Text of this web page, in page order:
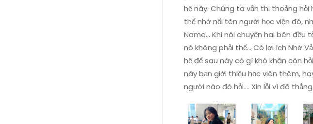
hệ này. Chúng ta vẫn thi thoảng
thể nhớ nổi tên người học viện đó,
Name... Khi nói chuyện hai bên
nó không phải thế... Có lợi ích Nhờ
hệ để sau này có gì khó khăn còn
này bạn giới thiệu học viên thêm,
người nào đó hỏi.... Xin lỗi vì đã